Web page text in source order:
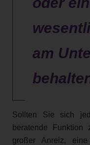
am
Sollten Sie sich
beratende Funktion
großer Anreiz,